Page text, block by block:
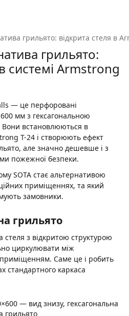
грильято: відкрита стеля в
грильято:
системі Armstrong
— це перфоровані
мм з гексагональною
встановлюються в
T-24 і створюють ефект
але значно дешевше і з
пожежної безпеки.
SOTA стає альтернативою
приміщеннях, та який
замовники.
грильято
з відкритою структурою
циркулювати між
Саме це і робить
стандартного каркаса